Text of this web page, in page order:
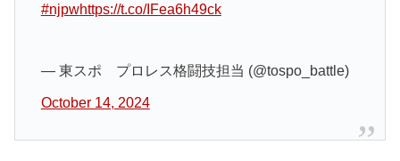
#njpwhttps://t.co/IFea6h49ck
— 東スポ プロレス格闘技担当 (@tospo_battle)
October 14, 2024